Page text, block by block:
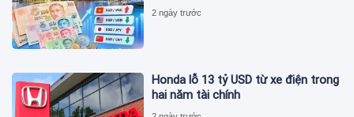
2 ngày trước
Honda lỗ 13 tỷ USD từ xe điện trong
hai năm tài chính